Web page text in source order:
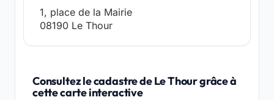
1, place de la Mairie
08190 Le Thour
Consultez le cadastre de Le Thour grâce à
cette carte interactive